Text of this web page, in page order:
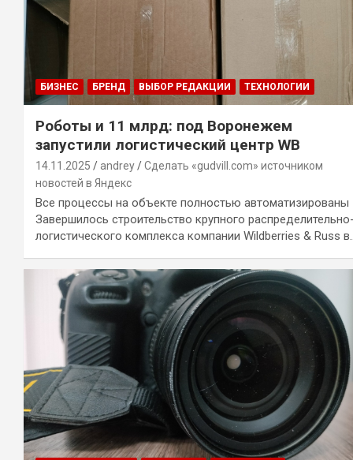
БИЗНЕС БРЕНД ВЫБОР РЕДАКЦИИ ТЕХНОЛОГИИ
Роботы и 11 млрд: под Воронежем
запустили логистический центр WB
14.11.2025 andrey
Сделать «gudvill.com» источником
новостей в Яндекс
Все процессы на объекте полностью автоматизированы
Завершилось строительство крупного
логистического комплекса компании Wildberries & Russ